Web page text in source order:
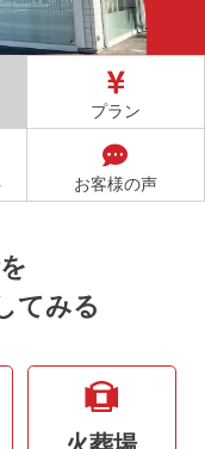
プラン
お客様の声
を
てみる
火葬場